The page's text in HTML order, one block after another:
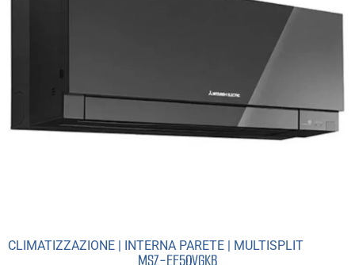
CLIMATIZZAZIONE | INTERNA PARETE | MULTISPLIT
MSZ-EF50VGKB